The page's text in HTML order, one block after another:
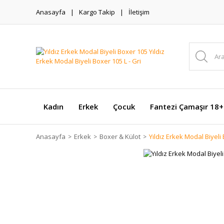
Anasayfa Kargo Takip İletişim
Kadın Erkek Çocuk Fantezi Çamaşır 18+
Anasayfa Erkek Boxer & Külot Yıldız Erkek Modal Biyeli